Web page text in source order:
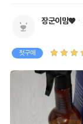
장군이맘♥
첫구매